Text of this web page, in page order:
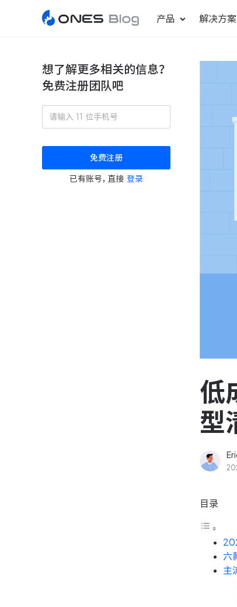
产品 解决方案
更好更快地发布产
轻松规划项目和
高效合理地规划和
驱动企业创新增长
想了解更多相关的信息？
免费注册团队吧
免费注册
已有账号，直接 登录
低
型
目录
六
主